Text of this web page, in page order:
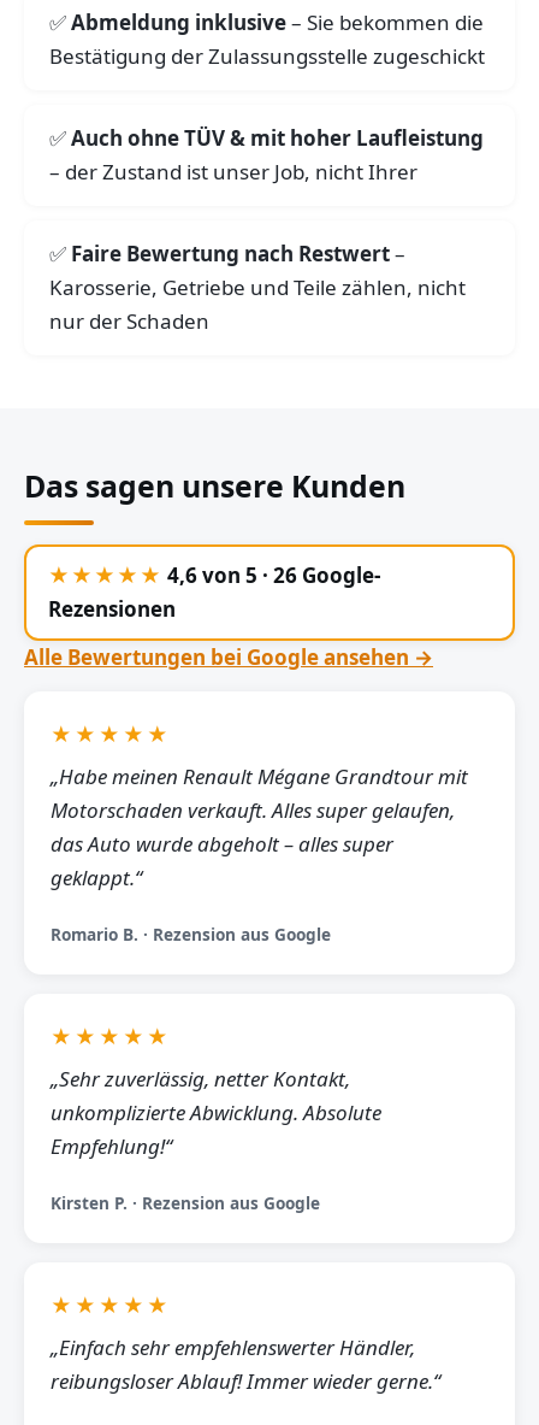
Abmeldung inklusive– Sie bekommen die
Bestätigung der Zulassungsstelle zugeschickt
Auch ohne TÜV & mit hoher Laufleistung
– der Zustand ist unser Job, nicht Ihrer
Faire Bewertung nach Restwert–
Karosserie, Getriebe und Teile zählen, nicht
nur der Schaden
Das sagen unsere Kunden
★★★★★ 4,6 von 5 · 26 Google-
Rezensionen
Alle Bewertungen bei Google ansehen →
★★★★★
„Habe meinen Renault Mégane Grandtour mit
Motorschaden verkauft. Alles super gelaufen,
das Auto wurde abgeholt – alles super
geklappt.“
Romario B. · Rezension aus Google
★★★★★
„Sehr zuverlässig, netter Kontakt,
unkomplizierte Abwicklung. Absolute
Empfehlung!“
Kirsten P. · Rezension aus Google
★★★★★
„Einfach sehr empfehlenswerter Händler,
reibungsloser Ablauf! Immer wieder gerne.“